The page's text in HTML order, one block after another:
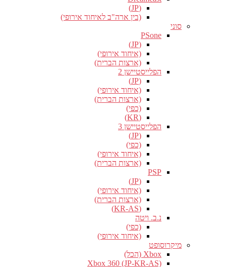
(JP)
(בין ארה"ב לאיחוד אירופי)
סוני
PSone
(JP)
(איחוד אירופי)
(ארצות הברית)
הפלייסטיישן 2
(JP)
(איחוד אירופי)
(ארצות הברית)
(כפי)
(KR)
הפלייסטיישן 3
(JP)
(כפי)
(איחוד אירופי)
(ארצות הברית)
PSP
(JP)
(איחוד אירופי)
(ארצות הברית)
(KR-AS)
נ.ב. ויטה
(כפי)
(איחוד אירופי)
מיקרוסופט
Xbox (הכל)
Xbox 360 (JP-KR-AS)